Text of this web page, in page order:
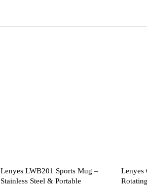
Lenyes LWB201 Sports Mug –
Stainless Steel & Portable
Lenyes